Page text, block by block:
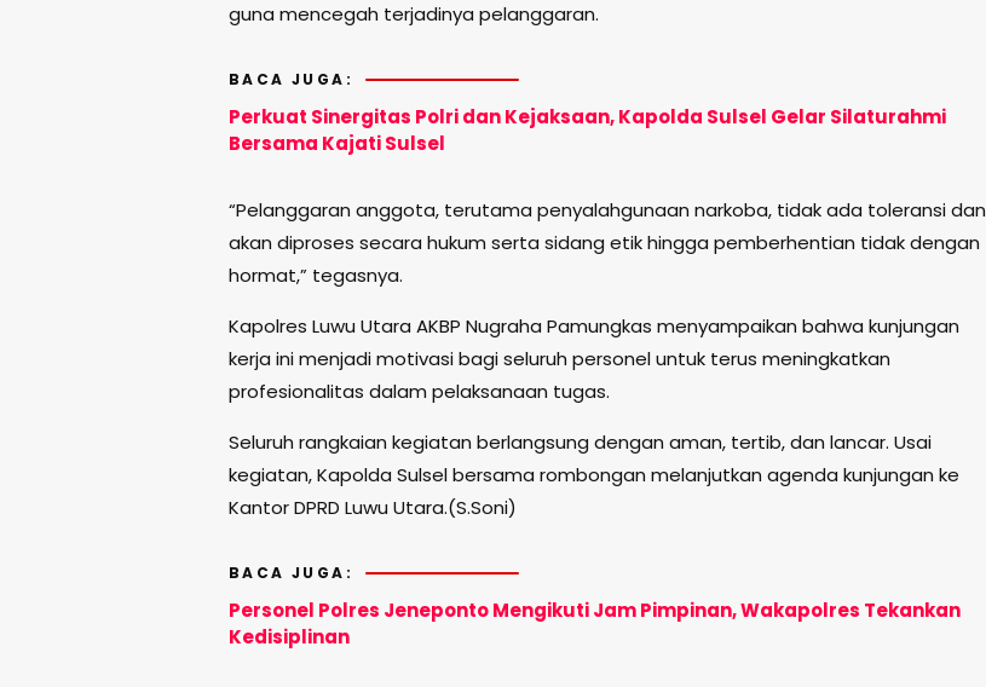
guna mencegah terjadinya pelanggaran.
BACA JUGA:
Perkuat Sinergitas Polri dan Kejaksaan, Kapolda Sulsel Gelar Silaturahmi
Bersama Kajati Sulsel
“Pelanggaran anggota, terutama penyalahgunaan narkoba, tidak ada toleransi dan
akan diproses secara hukum serta sidang etik hingga pemberhentian tidak dengan
hormat,” tegasnya.
Kapolres Luwu Utara AKBP Nugraha Pamungkas menyampaikan bahwa kunjungan
kerja ini menjadi motivasi bagi seluruh personel untuk terus meningkatkan
profesionalitas dalam pelaksanaan tugas.
Seluruh rangkaian kegiatan berlangsung dengan aman, tertib, dan lancar. Usai
kegiatan, Kapolda Sulsel bersama rombongan melanjutkan agenda kunjungan ke
Kantor DPRD Luwu Utara.(S.Soni)
BACA JUGA:
Personel Polres Jeneponto Mengikuti Jam Pimpinan, Wakapolres Tekankan
Kedisiplinan